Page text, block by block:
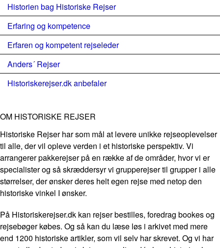
Historien bag Historiske Rejser
Erfaring og kompetence
Erfaren og kompetent rejseleder
Anders´ Rejser
Historiskerejser.dk anbefaler
OM HISTORISKE REJSER
Historiske Rejser har som mål at levere unikke rejseoplevelser
til alle, der vil opleve verden i et historiske perspektiv. Vi
arrangerer pakkerejser på en række af de områder, hvor vi er
specialister og så skræddersyr vi grupperejser til grupper i alle
størrelser, der ønsker deres helt egen rejse med netop den
historiske vinkel I ønsker.
På Historiskerejser.dk kan rejser bestilles, foredrag bookes og
rejsebøger købes. Og så kan du læse løs i arkivet med mere
end 1200 historiske artikler, som vil selv har skrevet. Og vi har